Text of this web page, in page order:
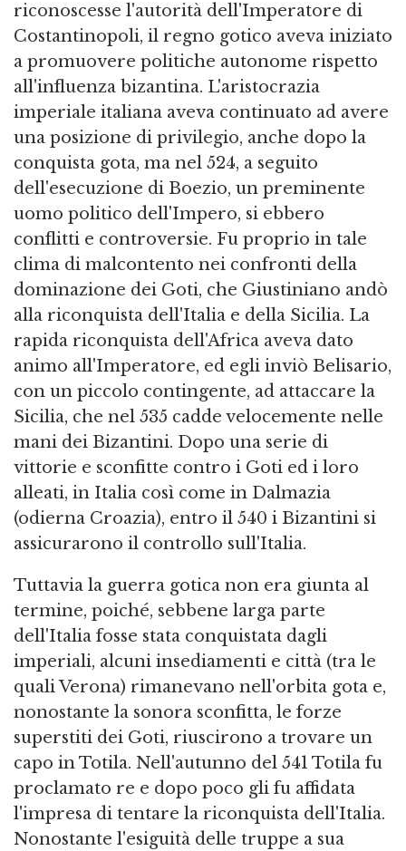
riconoscesse l'autorità dell'Imperatore di
Costantinopoli, il regno gotico aveva iniziato
a promuovere politiche autonome rispetto
all'influenza bizantina. L'aristocrazia
imperiale italiana aveva continuato ad avere
una posizione di privilegio, anche dopo la
conquista gota, ma nel 524, a seguito
dell'esecuzione di Boezio, un preminente
uomo politico dell'Impero, si ebbero
conflitti e controversie. Fu proprio in tale
clima di malcontento nei confronti della
dominazione dei Goti, che Giustiniano andò
alla riconquista dell'Italia e della Sicilia. La
rapida riconquista dell'Africa aveva dato
animo all'Imperatore, ed egli inviò Belisario,
con un piccolo contingente, ad attaccare la
Sicilia, che nel 535 cadde velocemente nelle
mani dei Bizantini. Dopo una serie di
vittorie e sconfitte contro i Goti ed i loro
alleati, in Italia così come in Dalmazia
(odierna Croazia), entro il 540 i Bizantini si
assicurarono il controllo sull'Italia.
Tuttavia la guerra gotica non era giunta al
termine, poiché, sebbene larga parte
dell'Italia fosse stata conquistata dagli
imperiali, alcuni insediamenti e città (tra le
quali Verona) rimanevano nell'orbita gota e,
nonostante la sonora sconfitta, le forze
superstiti dei Goti, riuscirono a trovare un
capo in Totila. Nell'autunno del 541 Totila fu
proclamato re e dopo poco gli fu affidata
l'impresa di tentare la riconquista dell'Italia.
Nonostante l'esiguità delle truppe a sua